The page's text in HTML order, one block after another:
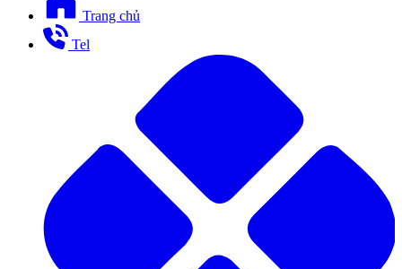
Trang chủ
Tel